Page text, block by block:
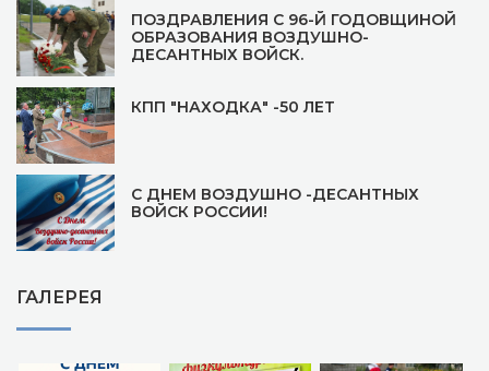
ПОЗДРАВЛЕНИЯ С 96-Й ГОДОВЩИНОЙ
ОБРАЗОВАНИЯ ВОЗДУШНО-
ДЕСАНТНЫХ ВОЙСК.
КПП "НАХОДКА" -50 ЛЕТ
С ДНЕМ ВОЗДУШНО -ДЕСАНТНЫХ
ВОЙСК РОССИИ!
ГАЛЕРЕЯ